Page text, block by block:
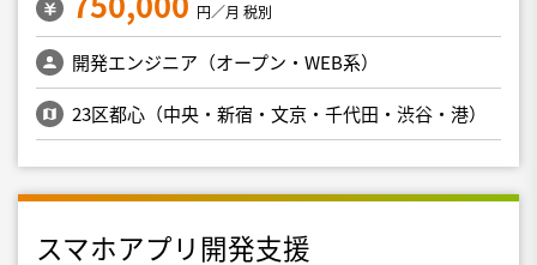
円／月 税別
開発エンジニア（オープン・WEB系）
23区都心（中央・新宿・文京・千代田・渋谷・港）
スマホアプリ開発支援